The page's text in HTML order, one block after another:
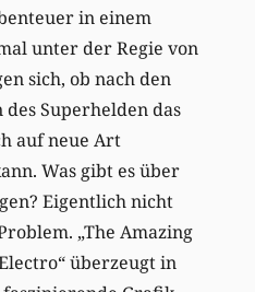
in einem
unter der Regie von
sich, ob nach den
Superhelden das
auf neue Art
Was gibt es über
Eigentlich nicht
„The Amazing
überzeugt in